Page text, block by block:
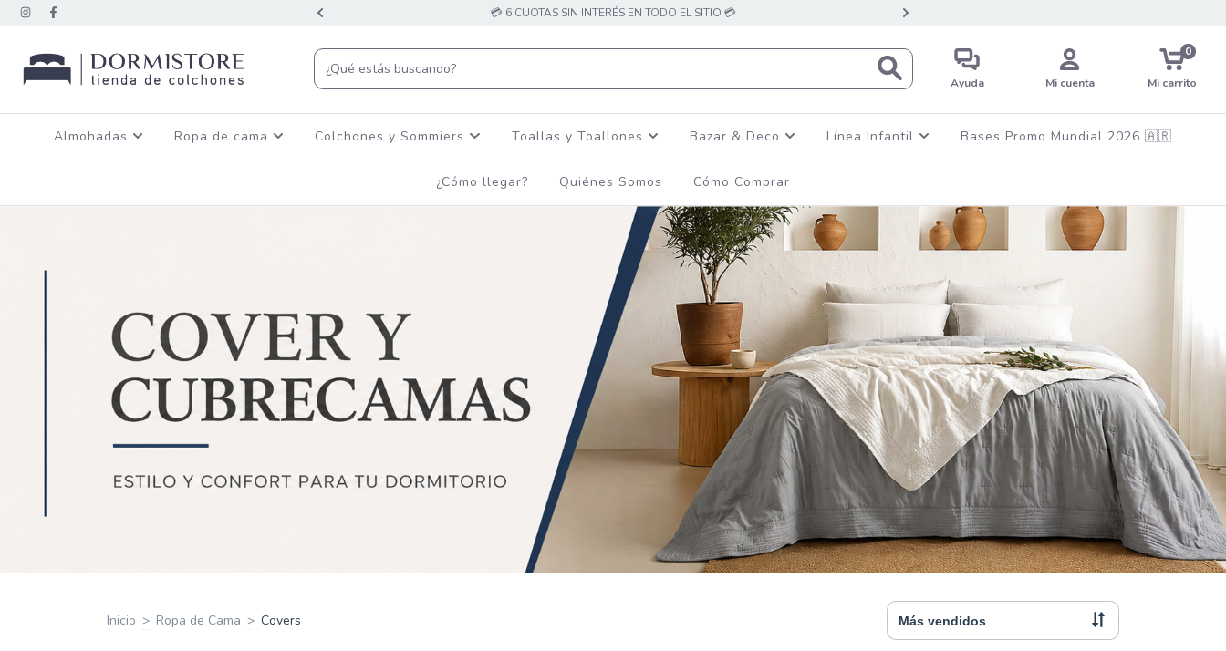
TRANSFERENCIA BANCARIA 💳 6 CUOTAS SIN INTERÉS EN TODO EL SITIO 💳
Ayuda Mi cuenta Mi carrito
0
Almohadas Ropa de cama Colchones y Sommiers Toallas y Toallones Bazar & Deco Línea Infantil Bases Promo Mundial 2026 🇦🇷
¿Cómo llegar? Quiénes Somos Cómo Comprar
Inicio > Ropa de Cama > Covers